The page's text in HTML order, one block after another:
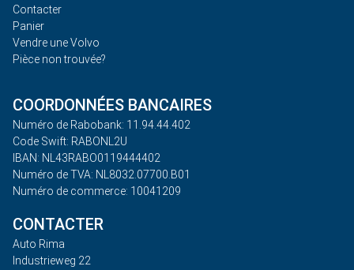
Contacter
Panier
Vendre une Volvo
Pièce non trouvée?
COORDONNÉES BANCAIRES
Numéro de Rabobank: 11.94.44.402
Code Swift: RABONL2U
IBAN: NL43RABO0119444402
Numéro de TVA: NL8032.07700.B01
Numéro de commerce: 10041209
CONTACTER
Auto Rima
Industrieweg 22